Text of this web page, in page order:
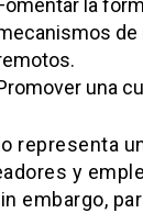
la
una
representa
y
embargo,